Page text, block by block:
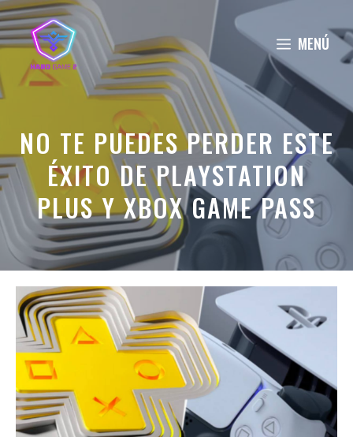
Saltar
al
contenido
MENÚ
NO TE PUEDES PERDER ESTE
ÉXITO DE PLAYSTATION
PLUS Y XBOX GAME PASS